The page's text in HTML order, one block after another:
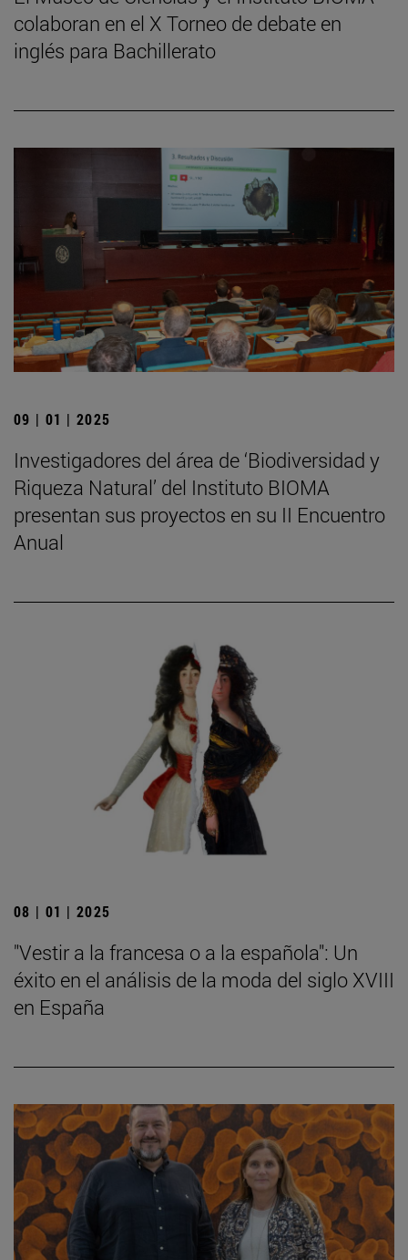
colaboran en el X Torneo de debate en
inglés para Bachillerato
09 | 01 | 2025
Investigadores del área de ‘Biodiversidad y
Riqueza Natural’ del Instituto BIOMA
presentan sus proyectos en su II Encuentro
Anual
08 | 01 | 2025
"Vestir a la francesa o a la española": Un
éxito en el análisis de la moda del siglo XVIII
en España